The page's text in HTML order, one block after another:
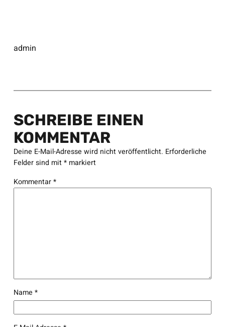
admin
SCHREIBE EINEN
KOMMENTAR
Deine E-Mail-Adresse wird nicht veröffentlicht. Erforderliche
Felder sind mit*markiert
Kommentar*
Name *